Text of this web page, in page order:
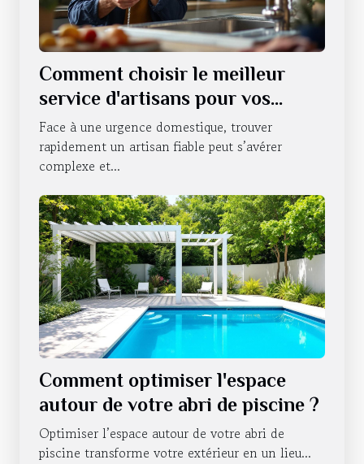
Comment choisir le meilleur
service d'artisans pour vos
urgences domestiques ?
Face à une urgence domestique, trouver
rapidement un artisan fiable peut s’avérer
complexe et...
Comment optimiser l'espace
autour de votre abri de piscine ?
Optimiser l’espace autour de votre abri de
piscine transforme votre extérieur en un lieu...